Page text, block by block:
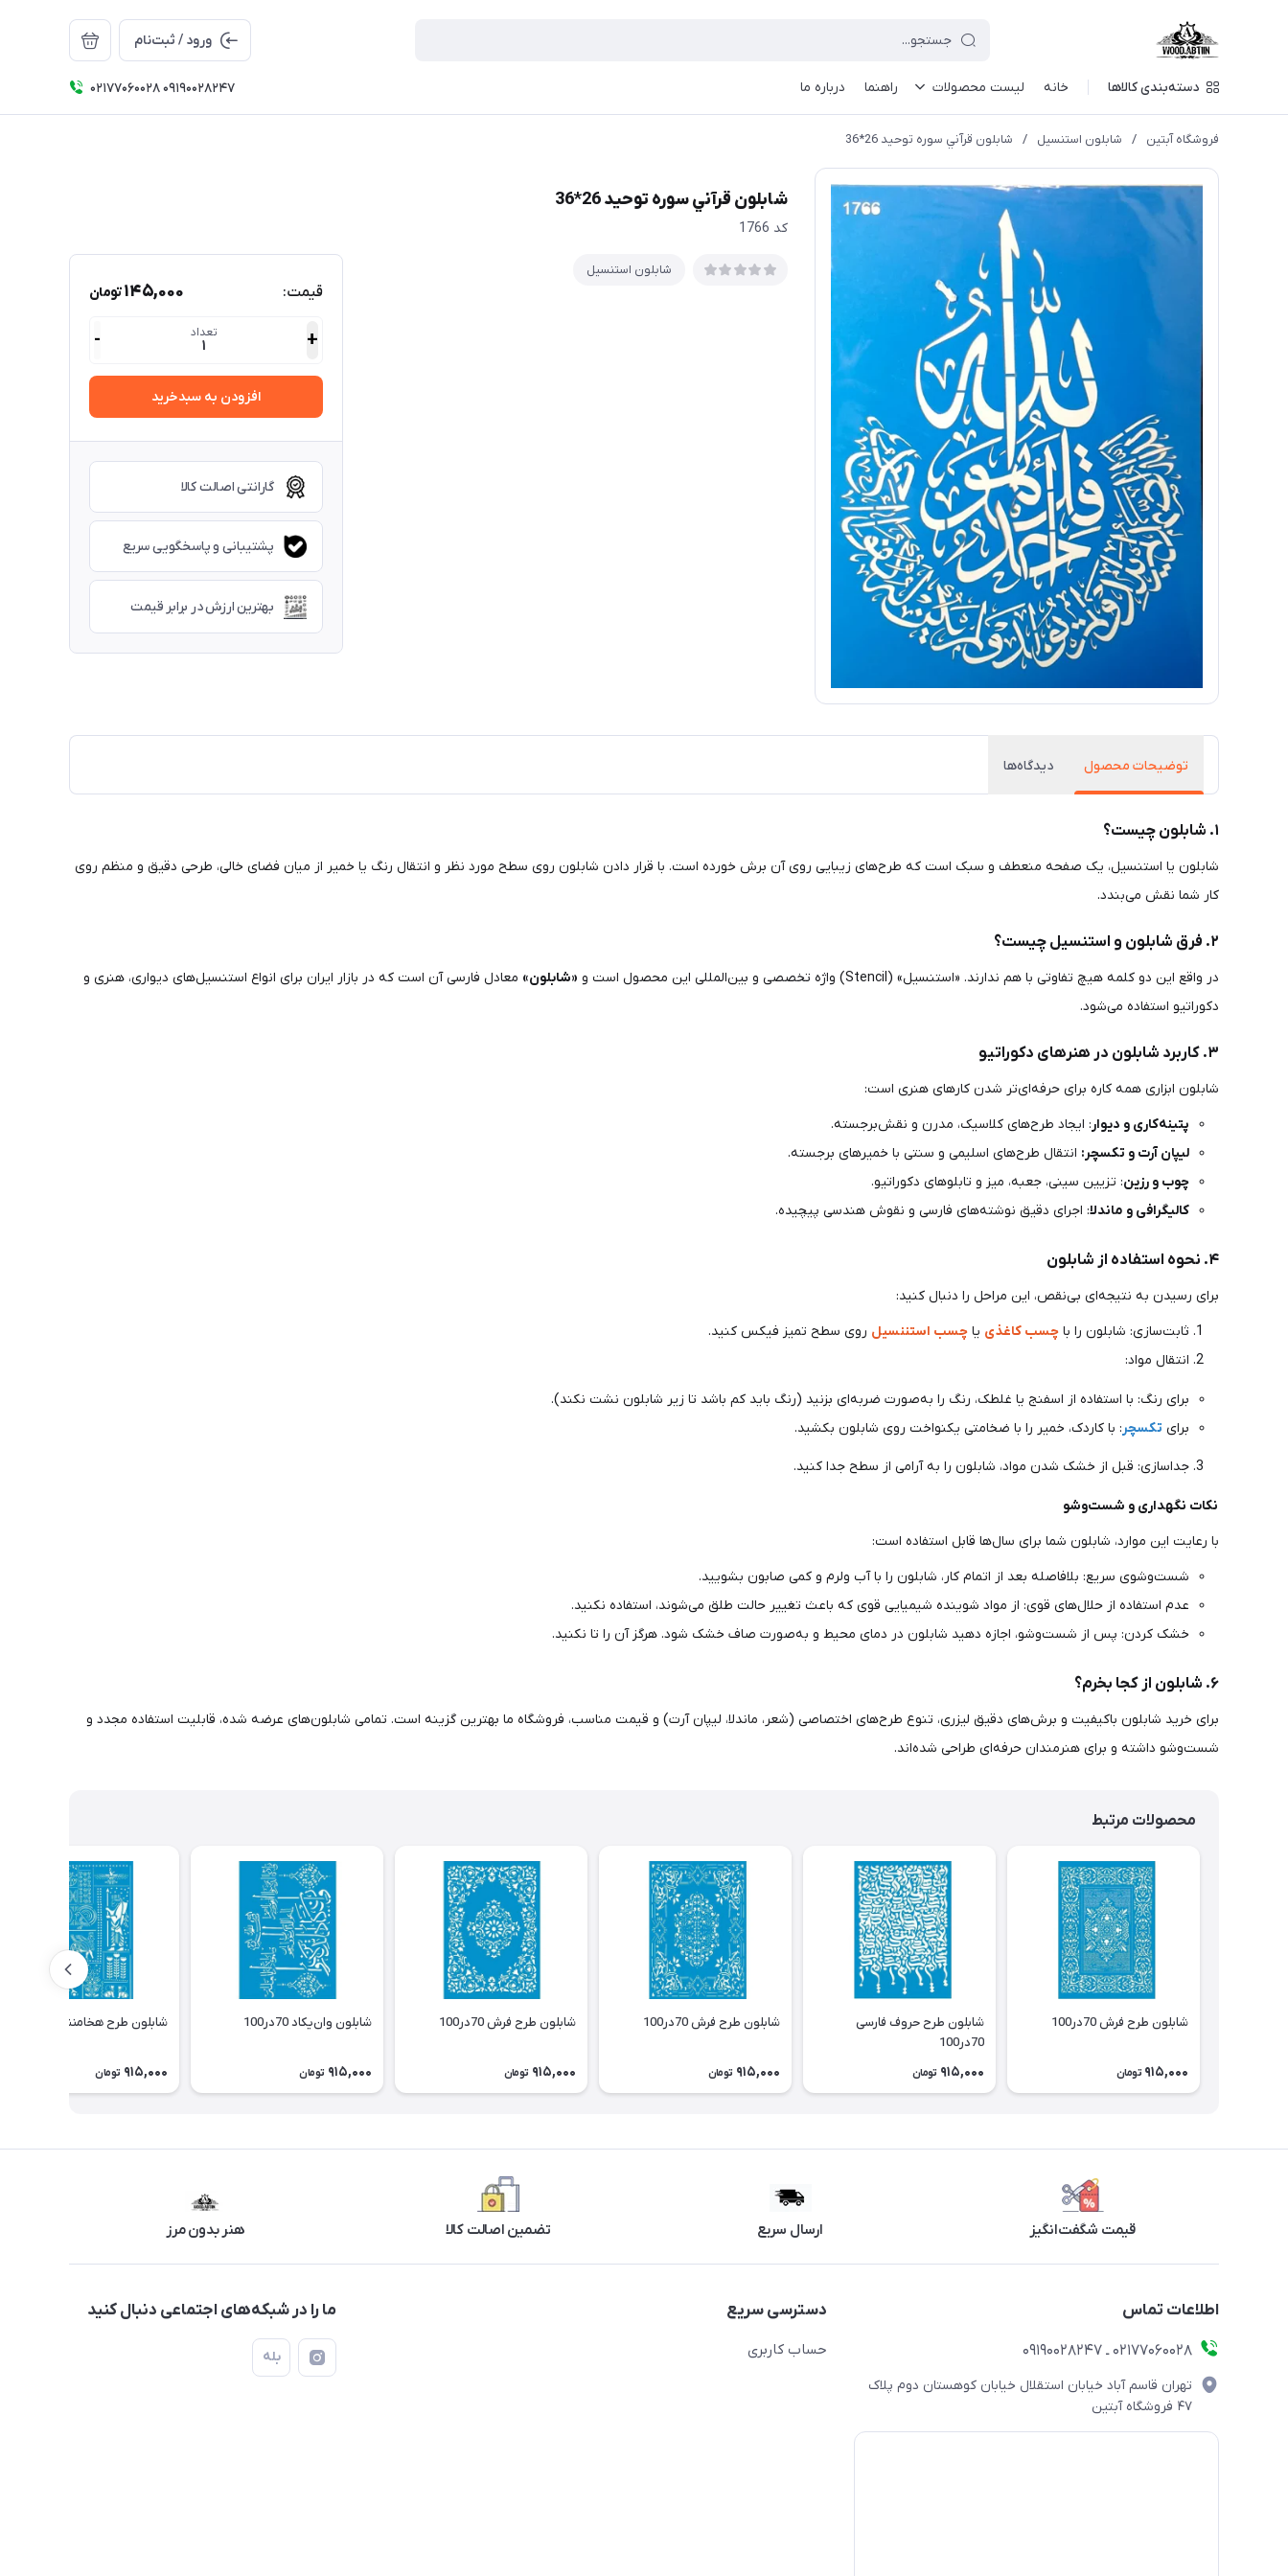
ورود / ثبت‌نام
دسته‌بندی کالاها خانه لیست محصولات راهنما درباره ما ۰۲۱۷۷۰۶۰۰۲۸ ۰۹۱۹۰۰۲۸۲۴۷
فروشگاه آبتین / شابلون استنسیل / شابلون قرآني سوره توحيد 26*36
شابلون قرآني سوره توحيد 26*36
كد 1766
شابلون استنسیل
قیمت: 145,000تومان
+ تعداد
1
-
افزودن به سبدخرید
گارانتی اصالت کالا
پشتیبانی و پاسخگویی سریع
بهترین ارزش در برابر قیمت
توضیحات محصول دیدگاه‌ها
۱. شابلون چیست؟
شابلون یا استنسیل، یک صفحه منعطف و سبک است که طرح‌های زیبایی روی آن برش خورده است. با قرار دادن شابلون روی سطح مورد نظر و انتقال رنگ یا خمیر از میان فضای خالی، طرحی دقیق و منظم روی
کار شما نقش می‌بندد.
۲. فرق شابلون و استنسیل چیست؟
در واقع این دو کلمه هیچ تفاوتی با هم ندارند. «استنسیل» (Stencil) واژه تخصصی و بین‌المللی این محصول است و «شابلون» معادل فارسی آن است که در بازار ایران برای انواع استنسیل‌های دیواری، هنری و
دکوراتیو استفاده می‌شود.
۳. کاربرد شابلون در هنرهای دکوراتیو
شابلون ابزاری همه کاره برای حرفه‌ای‌تر شدن کارهای هنری است:
پتینه‌کاری و دیوار: ایجاد طرح‌های کلاسیک، مدرن و نقش‌برجسته.
لیپان آرت و تکسچر: انتقال طرح‌های اسلیمی و سنتی با خمیرهای برجسته.
چوب و رزین: تزیین سینی، جعبه، میز و تابلوهای دکوراتیو.
کالیگرافی و ماندلا: اجرای دقیق نوشته‌های فارسی و نقوش هندسی پیچیده.
۴. نحوه استفاده از شابلون
برای رسیدن به نتیجه‌ای بی‌نقص، این مراحل را دنبال کنید:
ثابت‌سازی: شابلون را با چسب کاغذی یا چسب استننسیل روی سطح تمیز فیکس کنید.
انتقال مواد:
برای رنگ: با استفاده از اسفنج یا غلطک، رنگ را به‌صورت ضربه‌ای بزنید (رنگ باید کم باشد تا زیر شابلون نشت نکند).
برای تکسچر : با کاردک، خمیر را با ضخامتی یکنواخت روی شابلون بکشید.
جداسازی: قبل از خشک شدن مواد، شابلون را به آرامی از سطح جدا کنید.
نکات نگهداری و شست‌وشو
با رعایت این موارد، شابلون شما برای سال‌ها قابل استفاده است:
شست‌وشوی سریع: بلافاصله بعد از اتمام کار، شابلون را با آب ولرم و کمی صابون بشویید.
عدم استفاده از حلال‌های قوی: از مواد شوینده شیمیایی قوی که باعث تغییر حالت طلق می‌شوند، استفاده نکنید.
خشک کردن: پس از شست‌وشو، اجازه دهید شابلون در دمای محیط و به‌صورت صاف خشک شود. هرگز آن را تا نکنید.
۶. شابلون از کجا بخرم؟
برای خرید شابلون باکیفیت و برش‌های دقیق لیزری، تنوع طرح‌های اختصاصی (شعر، ماندلا، لیپان آرت) و قیمت مناسب، فروشگاه ما بهترین گزینه است. تمامی شابلون‌های عرضه شده، قابلیت استفاده مجدد و
شست‌وشو داشته و برای هنرمندان حرفه‌ای طراحی شده‌اند.
محصولات مرتبط
شابلون طرح فرش 70در100
915,000 تومان
شابلون طرح حروف فارسی
70در100
915,000 تومان
شابلون طرح فرش 70در100
915,000 تومان
شابلون طرح فرش 70در100
915,000 تومان
شابلون وان‌یکاد 70در100
915,000 تومان
شابلون طرح هخامنشی 70در100
915,000 تومان
قیمت شگفت‌انگیز ارسال سریع تضمین اصالت کالا هنر بدون مرز
اطلاعات تماس
۰۲۱۷۷۰۶۰۰۲۸ ـ ۰۹۱۹۰۰۲۸۲۴۷
تهران قاسم آباد خیابان استقلال خیابان کوهستان دوم پلاک
۴۷ فروشگاه آبتین
دسترسی سریع
حساب کاربری
ما را در شبکه‌های اجتماعی دنبال کنید
بله